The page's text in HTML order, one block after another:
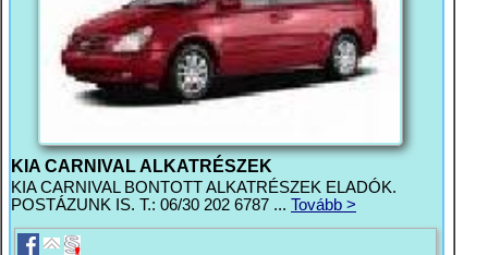
KIA CARNIVAL ALKATRÉSZEK
KIA CARNIVAL BONTOTT ALKATRÉSZEK ELADÓK.
POSTÁZUNK IS. T.: 06/30 202 6787 ... Tovább >